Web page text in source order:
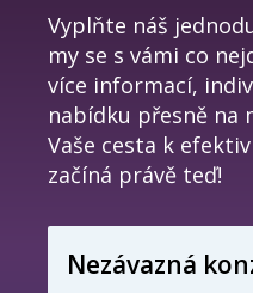
Vyplňte náš
my se s vámi co
více informací,
nabídku přesně na
Vaše cesta k
začíná právě teď!
Nezávazná